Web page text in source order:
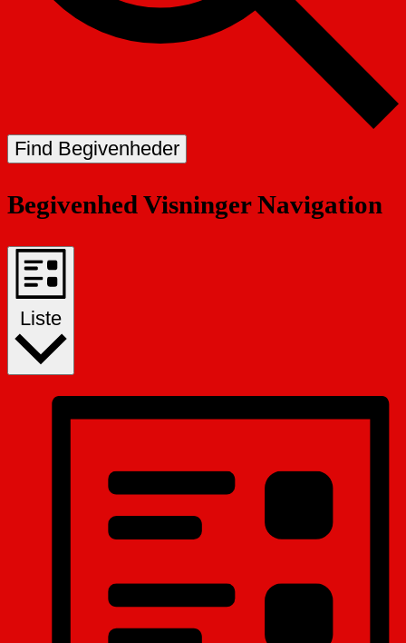
Find Begivenheder
Begivenhed Visninger Navigation
Liste